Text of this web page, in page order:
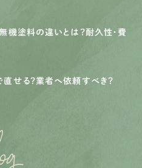
無機塗料の違いとは？耐久性・費
せる？業者へ依頼すべき？